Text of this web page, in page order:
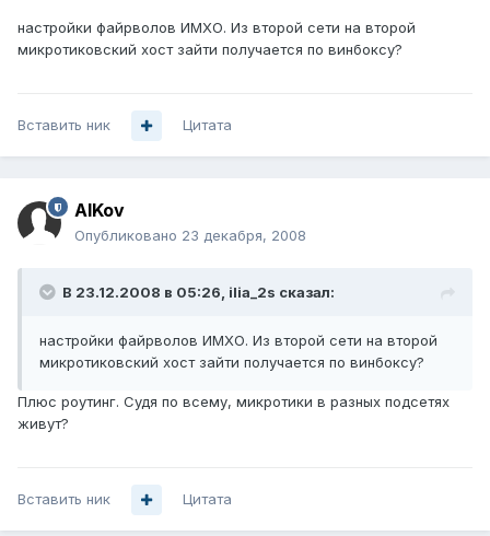
настройки файрволов ИМХО. Из второй сети на второй
микротиковский хост зайти получается по винбоксу?
Вставить ник Цитата
AlKov
Опубликовано 23 декабря, 2008
В 23.12.2008 в 05:26, ilia_2s сказал:
настройки файрволов ИМХО. Из второй сети на второй
микротиковский хост зайти получается по винбоксу?
Плюс роутинг. Судя по всему, микротики в разных подсетях
живут?
Вставить ник Цитата